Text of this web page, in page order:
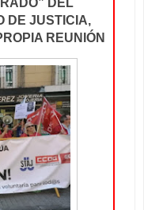
DEL
DE JUSTICIA,
REUNIÓN